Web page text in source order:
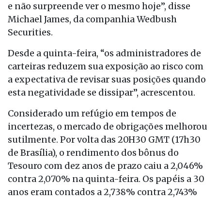
e não surpreende ver o mesmo hoje”, disse
Michael James, da companhia Wedbush
Securities.
Desde a quinta-feira, “os administradores de
carteiras reduzem sua exposição ao risco com
a expectativa de revisar suas posições quando
esta negatividade se dissipar”, acrescentou.
Considerado um refúgio em tempos de
incertezas, o mercado de obrigações melhorou
sutilmente. Por volta das 20H30 GMT (17h30
de Brasília), o rendimento dos bônus do
Tesouro com dez anos de prazo caiu a 2,046%
contra 2,070% na quinta-feira. Os papéis a 30
anos eram contados a 2,738% contra 2,743%